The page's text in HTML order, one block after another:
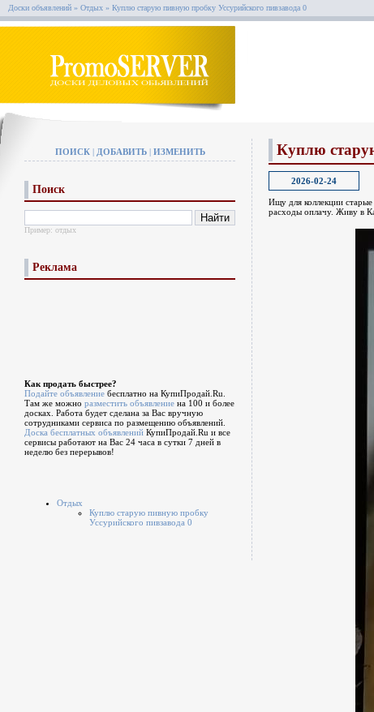
Доски объявлений » Отдых » Куплю старую пивную пробку Уссурийского пивзавода 0
ПОИСК| ДОБАВИТЬ| ИЗМЕНИТЬ
Поиск
Пример: отдых
Реклама
Как продать быстрее?
Подайте объявление бесплатно на КупиПродай.Ru.
Там же можно разместить объявление на 100 и более
досках. Работа будет сделана за Вас вручную
сотрудниками сервиса по размещению объявлений.
Доска бесплатных объявлений КупиПродай.Ru и все
сервисы работают на Вас 24 часа в сутки 7 дней в
неделю без перерывов!
Отдых
Куплю старую пивную пробку
Уссурийского пивзавода 0
Куплю
2026-02-24
Ищу для коллекции
расходы оплачу. Живу в